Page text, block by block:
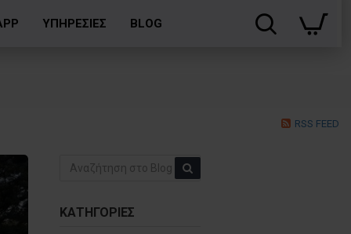
ΥΠΗΡΕΣΙΕΣ BLOG
RSS FEED
ΚΑΤΗΓΟΡΊΕΣ